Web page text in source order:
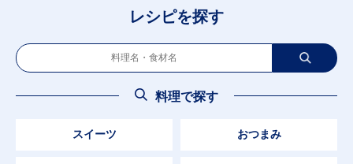
レシピを探す
料理で探す
スイーツ おつまみ